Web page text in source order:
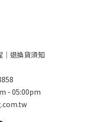
｜ 退換貨須知
- 05:00pm